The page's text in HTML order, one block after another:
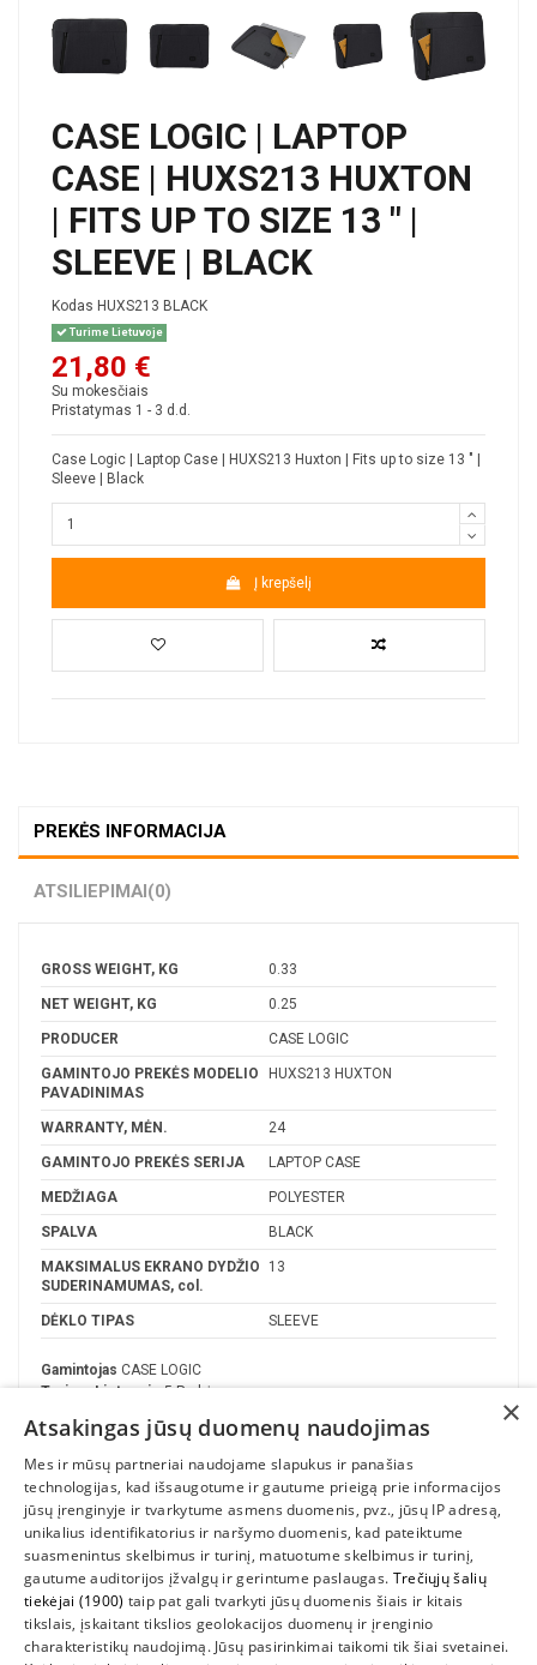
CASE LOGIC | LAPTOP
CASE | HUXS213 HUXTON
| FITS UP TO SIZE 13 " |
SLEEVE | BLACK
Kodas HUXS213 BLACK
Turime Lietuvoje
21,80 €
Su mokesčiais
Pristatymas 1 - 3 d.d.
Case Logic | Laptop Case | HUXS213 Huxton | Fits up to size 13 " |
Sleeve | Black
Į krepšelį
PREKĖS INFORMACIJA
ATSILIEPIMAI(0)
GROSS WEIGHT, KG 0.33
NET WEIGHT, KG 0.25
PRODUCER CASE LOGIC
GAMINTOJO PREKĖS MODELIO
PAVADINIMAS
HUXS213 HUXTON
WARRANTY, MĖN. 24
GAMINTOJO PREKĖS SERIJA LAPTOP CASE
MEDŽIAGA POLYESTER
SPALVA BLACK
MAKSIMALUS EKRANO DYDŽIO
SUDERINAMUMAS, col.
13
DĖKLO TIPAS SLEEVE
Gamintojas CASE LOGIC
Turime Lietuvoje 5 Prekės
INFORMACIJA
×
Atsakingas jūsų duomenų naudojimas
Mes ir mūsų partneriai naudojame slapukus ir panašias
technologijas, kad išsaugotume ir gautume prieigą prie informacijos
jūsų įrenginyje ir tvarkytume asmens duomenis, pvz., jūsų IP adresą,
unikalius identifikatorius ir naršymo duomenis, kad pateiktume
suasmenintus skelbimus ir turinį, matuotume skelbimus ir turinį,
gautume auditorijos įžvalgų ir gerintume paslaugas. Trečiųjų šalių
tiekėjai (1900) taip pat gali tvarkyti jūsų duomenis šiais ir kitais
tikslais, įskaitant tikslios geolokacijos duomenų ir įrenginio
charakteristikų naudojimą. Jūsų pasirinkimai taikomi tik šiai svetainei.